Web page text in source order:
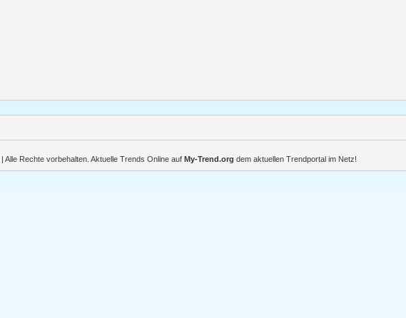
| Alle Rechte vorbehalten. Aktuelle Trends Online auf My-Trend.org dem aktuellen Trendportal im Netz!